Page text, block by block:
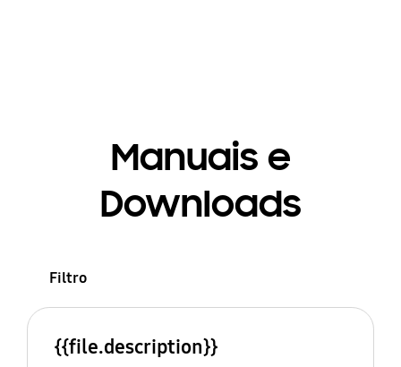
Manuais e
Downloads
Filtro
{{file.description}}